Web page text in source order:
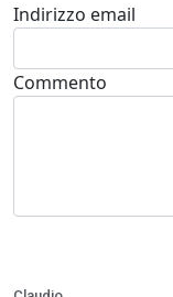
Indirizzo email
Commento